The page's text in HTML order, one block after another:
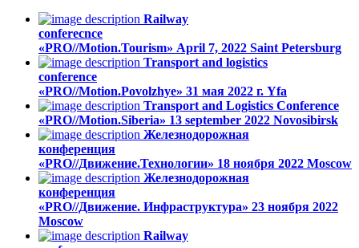
Railway
conferecnce
«PRO//Motion.Tourism» April 7, 2022 Saint Petersburg
Transport and logistics
conference
«PRO//Motion.Povolzhye» 31 мая 2022 г. Yfa
Transport and Logistics Conference
«PRO//Motion.Siberia» 13 september 2022 Novosibirsk
Железнодорожная
конференция
«PRO//Движение.Технологии» 18 ноября 2022 Moscow
Железнодорожная
конференция
«PRO//Движение. Инфраструктура» 23 ноября 2022
Moscow
Railway